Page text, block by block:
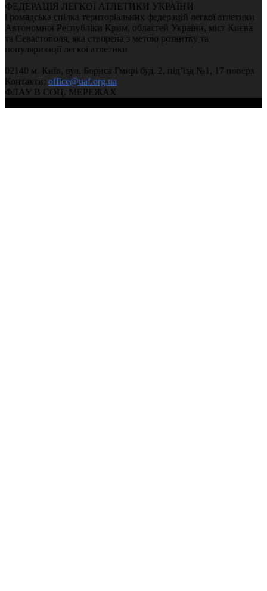
ФЕДЕРАЦІЯ ЛЕГКОЇ АТЛЕТИКИ УКРАЇНИ
Громадська спілка територіальних федерацій легкої атлетики
Автономної Республіки Крим, областей України, міст Києва
та Севастополя, яка створена з метою розвитку та
популяризації легкої атлетики
02140 м. Київ, вул. Бориса Гмирі буд. 2, під’їзд №1, 17 поверх
Контакти: office@uaf.org.ua
ФЛАУ В СОЦ. МЕРЕЖАХ